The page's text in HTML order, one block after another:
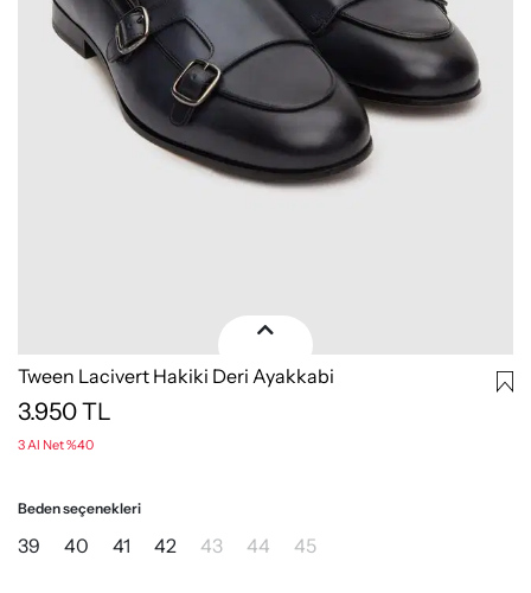
Tween Lacivert Hakiki Deri Ayakkabi
3.950TL
3 Al Net %40
Beden seçenekleri
39 40 41 42 43 44 45